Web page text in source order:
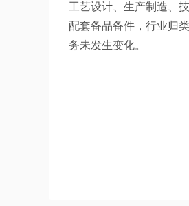
工艺设计、生产制造、
配套备品备件，行业归
务未发生变化。